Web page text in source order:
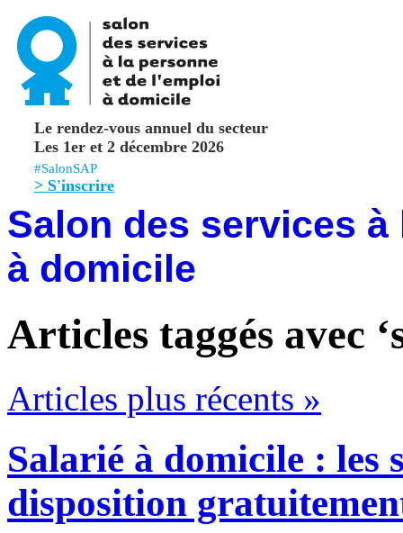
Le rendez-vous annuel du secteur
Les 1er et 2 décembre 2026
#SalonSAP
> S'inscrire
Salon des services
à domicile
Articles taggés avec
Articles plus récents »
Salarié à domicile : les
disposition